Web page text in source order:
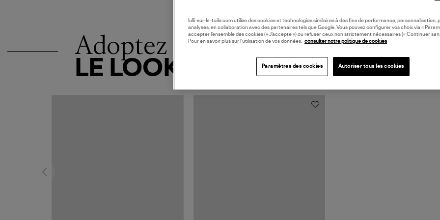
Adoptez
LE LOOK
lulli-sur-la-toile.com utilise des cookies et technologies similaires à des fins de performance, personnalisation,
analyses, en collaboration avec des partenaires tels que Google. Vous pouvez configurer vos choix via «
accepter l’ensemble des cookies (« J’accepte ») ou refuser ceux non strictement nécessaires (« Continuer
Pour en savoir plus sur l’utilisation de vos données,
consulter notre politique de cookies
Paramètres des cookies Autoriser tous les cookies